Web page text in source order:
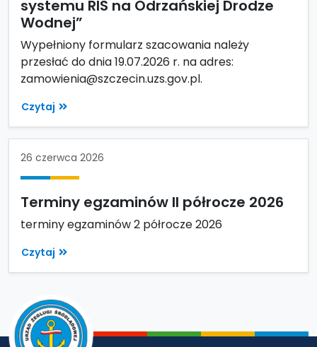
systemu RIS na Odrzańskiej Drodze
Wodnej”
Wypełniony formularz szacowania należy
przesłać do dnia 19.07.2026 r. na adres:
zamowienia@szczecin.uzs.gov.pl.
Czytaj
26 czerwca 2026
Terminy egzaminów II półrocze 2026
terminy egzaminów 2 półrocze 2026
Czytaj